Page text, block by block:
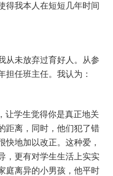
得我本人在短短几年时间
未放弃过育好人。从参
担任班主任。我认为：
学生觉得你是真正地关
距离，同时，他们犯了错
快地加以改正。这种爱，
，更有对学生生活上实实
庭离异的小男孩，他平时